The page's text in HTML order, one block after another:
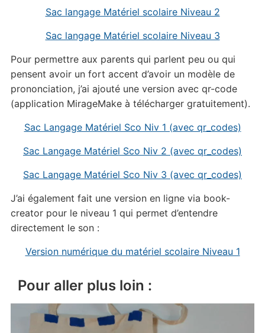
Sac langage Matériel scolaire Niveau 2
Sac langage Matériel scolaire Niveau 3
Pour permettre aux parents qui parlent peu ou qui
pensent avoir un fort accent d’avoir un modèle de
prononciation, j’ai ajouté une version avec qr-code
(application MirageMake à télécharger gratuitement).
Sac Langage Matériel Sco Niv 1 (avec qr_codes)
Sac Langage Matériel Sco Niv 2 (avec qr_codes)
Sac Langage Matériel Sco Niv 3 (avec qr_codes)
J’ai également fait une version en ligne via book-
creator pour le niveau 1 qui permet d’entendre
directement le son :
Version numérique du matériel scolaire Niveau 1
Pour aller plus loin :